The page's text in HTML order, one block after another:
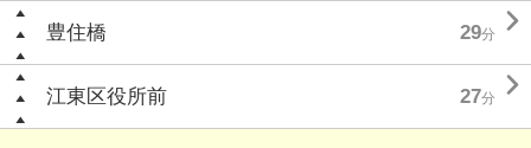
豊住橋 29分 
江東区役所前 27分 